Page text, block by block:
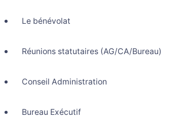
Le bénévolat
Réunions statutaires (AG/CA/Bureau)
Conseil Administration
Bureau Exécutif